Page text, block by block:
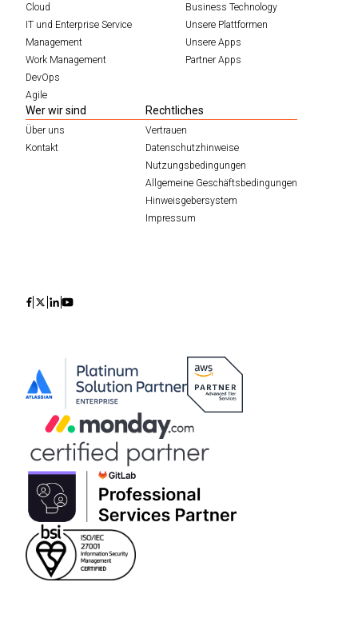
Cloud
IT und Enterprise Service
Management
Work Management
DevOps
Agile
Business Technology
Unsere Plattformen
Unsere Apps
Partner Apps
Wer wir sind
Über uns
Kontakt
Rechtliches
Vertrauen
Datenschutzhinweise
Nutzungsbedingungen
Allgemeine Geschäftsbedingungen
Hinweisgebersystem
Impressum
IconIconIconIcon